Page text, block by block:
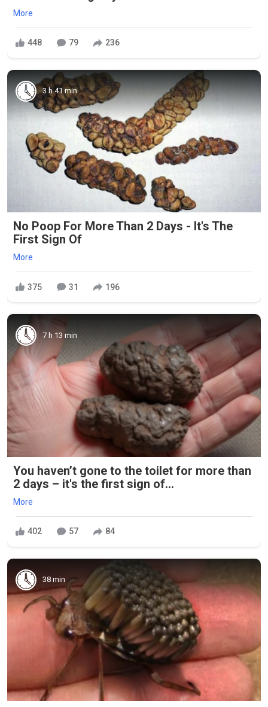
More
448 79 236
3 h 41 min
No Poop For More Than 2 Days - It's The
First Sign Of
More
375 31 196
7 h 13 min
You haven’t gone to the toilet for more than
2 days – it's the first sign of...
More
402 57 84
38 min